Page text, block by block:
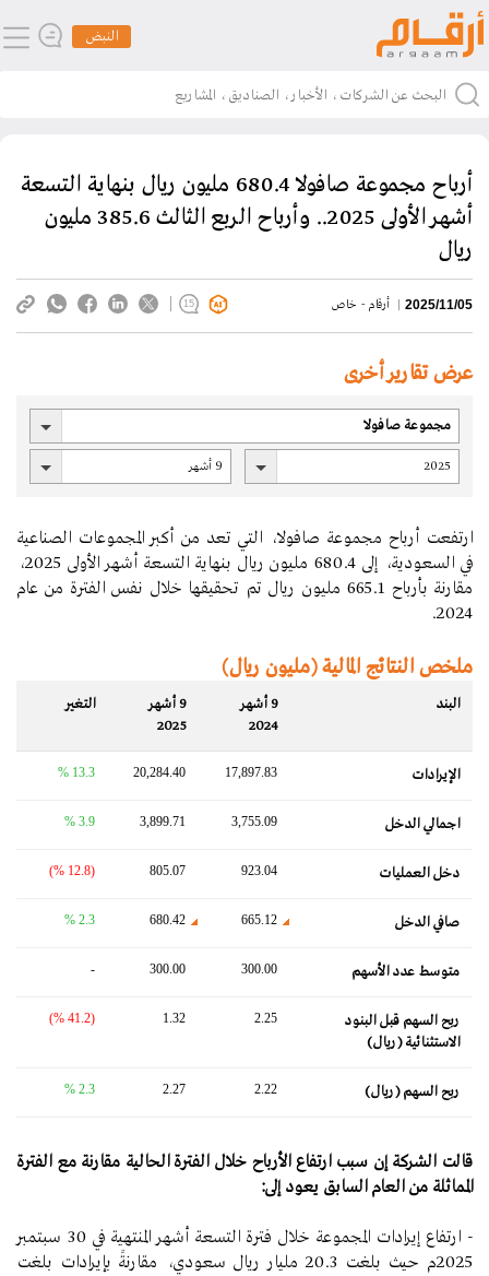
النبض
أرباح مجموعة صافولا 680.4 مليون ريال بنهاية التسعة
أشهر الأولى 2025.. وأرباح الربع الثالث 385.6 مليون
ريال
2025/11/05 أرقام - خاص 15
عرض تقارير أخرى
ارتفعت أرباح مجموعة صافولا، التي تعد من أكبر المجموعات الصناعية
في السعودية، إلى 680.4 مليون ريال بنهاية التسعة أشهر الأولى 2025،
مقارنة بأرباح 665.1 مليون ريال تم تحقيقها خلال نفس الفترة من عام
2024.
ملخص النتائج المالية (مليون ريال)
البند
9 أشهر
2024
9 أشهر
2025
التغير‬
الإيرادات 17,897.83
20,284.40
13.3 %
اجمالي الدخل 3,755.09
3,899.71
3.9 %
دخل العمليات 923.04
805.07
(12.8 %)
صافي الدخل 665.12
680.42
2.3 %
متوسط ​​عدد الأسهم 300.00
300.00
-
ربح السهم قبل البنود
الاستثنائية (ريال)
2.25
1.32
(41.2 %)
ربح السهم (ريال) 2.22
2.27
2.3 %
قالت الشركة إن سبب ارتفاع الأرباح خلال الفترة الحالية مقارنة مع الفترة
المماثلة من العام السابق يعود إلى:
- ارتفاع إيرادات المجموعة خلال فترة التسعة أشهر المنتهية في 30 سبتمبر
2025م حيث بلغت 20.3 مليار ريال سعودي، مقارنةً بإيرادات بلغت